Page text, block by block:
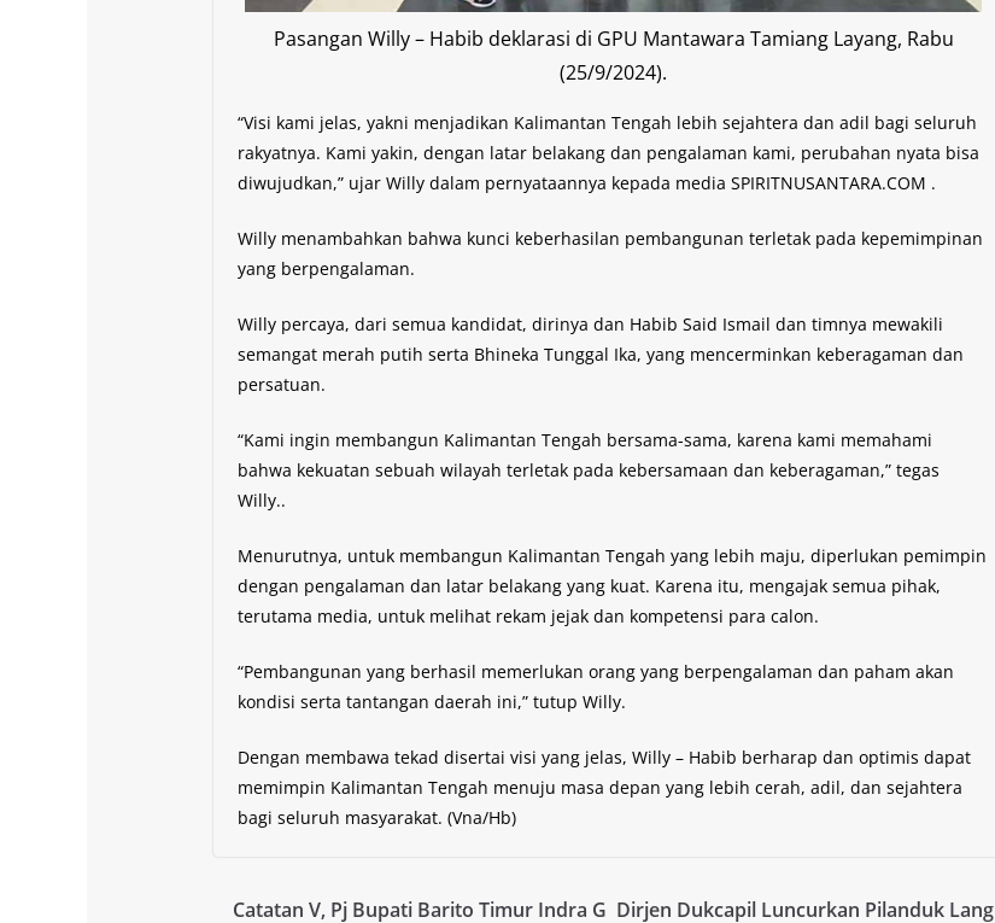
Pasangan Willy – Habib deklarasi di GPU Mantawara Tamiang Layang, Rabu
(25/9/2024).
“Visi kami jelas, yakni menjadikan Kalimantan Tengah lebih sejahtera dan adil bagi seluruh
rakyatnya. Kami yakin, dengan latar belakang dan pengalaman kami, perubahan nyata bisa
diwujudkan,” ujar Willy dalam pernyataannya kepada media SPIRITNUSANTARA.COM .
Willy menambahkan bahwa kunci keberhasilan pembangunan terletak pada kepemimpinan
yang berpengalaman.
Willy percaya, dari semua kandidat, dirinya dan Habib Said Ismail dan timnya mewakili
semangat merah putih serta Bhineka Tunggal Ika, yang mencerminkan keberagaman dan
persatuan.
“Kami ingin membangun Kalimantan Tengah bersama-sama, karena kami memahami
bahwa kekuatan sebuah wilayah terletak pada kebersamaan dan keberagaman,” tegas
Willy..
Menurutnya, untuk membangun Kalimantan Tengah yang lebih maju, diperlukan pemimpin
dengan pengalaman dan latar belakang yang kuat. Karena itu, mengajak semua pihak,
terutama media, untuk melihat rekam jejak dan kompetensi para calon.
“Pembangunan yang berhasil memerlukan orang yang berpengalaman dan paham akan
kondisi serta tantangan daerah ini,” tutup Willy.
Dengan membawa tekad disertai visi yang jelas, Willy – Habib berharap dan optimis dapat
memimpin Kalimantan Tengah menuju masa depan yang lebih cerah, adil, dan sejahtera
bagi seluruh masyarakat. (Vna/Hb)
Catatan V, Pj Bupati Barito Timur Indra G Dirjen Dukcapil Luncurkan Pilanduk Lang